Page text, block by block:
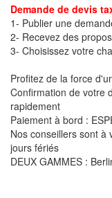
Demande de devis
1- Publier une
2- Recevez des
3- Choisissez votre
Profitez de la force
Confirmation de votre
rapidement
Paiement à bord :
Nos conseillers sont à
jours fériés
DEUX GAMMES :